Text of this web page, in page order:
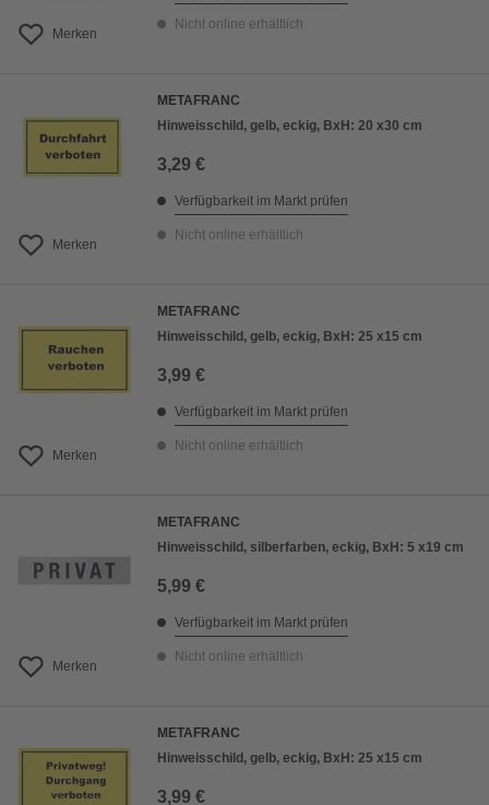
Merken
Nicht online erhältlich
Merken
METAFRANC
Hinweisschild, gelb, eckig, BxH: 20 x30 cm
3,29 €
Verfügbarkeit im Markt prüfen
Nicht online erhältlich
Merken
METAFRANC
Hinweisschild, gelb, eckig, BxH: 25 x15 cm
3,99 €
Verfügbarkeit im Markt prüfen
Nicht online erhältlich
Merken
METAFRANC
Hinweisschild, silberfarben, eckig, BxH: 5 x19 cm
5,99 €
Verfügbarkeit im Markt prüfen
Nicht online erhältlich
METAFRANC
Hinweisschild, gelb, eckig, BxH: 25 x15 cm
3,99 €